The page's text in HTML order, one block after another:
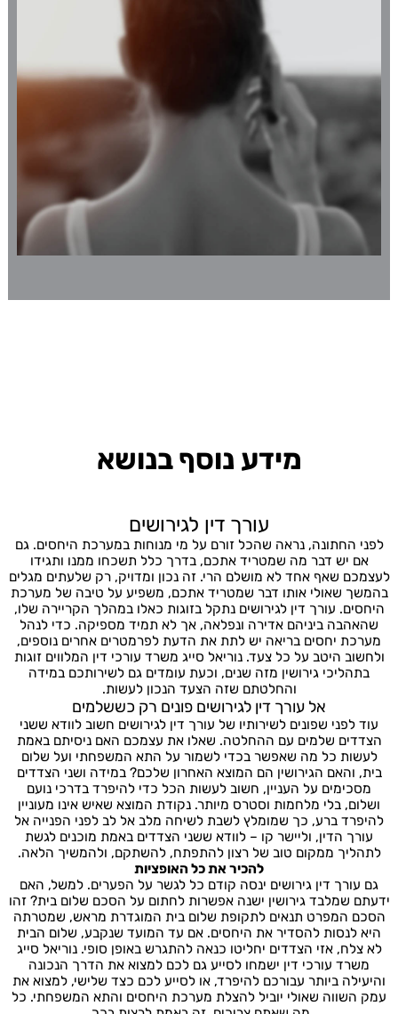
מידע נוסף בנושא
עורך דין לגירושים
לפני החתונה, נראה שהכל זורם על מי מנוחות במערכת היחסים. גם
אם יש דבר מה שמטריד אתכם, בדרך כלל תשכחו ממנו ותגידו
לעצמכם שאף אחד לא מושלם הרי. זה נכון ומדויק, רק שלעתים מגלים
בהמשך שאולי אותו דבר שמטריד אתכם, משפיע על טיבה של מערכת
היחסים. עורך דין לגירושים נתקל בזוגות כאלו במהלך הקריירה שלו,
שהאהבה ביניהם אדירה ונפלאה, אך לא תמיד מספיקה. כדי לנהל
מערכת יחסים בריאה יש לתת את הדעת לפרמטרים אחרים נוספים,
ולחשוב היטב על כל צעד. נוריאל סייג משרד עורכי דין המלווים זוגות
בתהליכי גירושין מזה שנים, וכעת עומדים גם לשירותכם במידה
והחלטתם שזה הצעד הנכון לעשות.
אל עורך דין לגירושים פונים רק כששלמים
עוד לפני שפונים לשירותיו של עורך דין לגירושים חשוב לוודא ששני
הצדדים שלמים עם ההחלטה. שאלו את עצמכם האם ניסיתם באמת
לעשות כל מה שאפשר בכדי לשמור על התא המשפחתי ועל שלום
בית, והאם הגירושין הם המוצא האחרון שלכם? במידה ושני הצדדים
מסכימים על העניין, חשוב לעשות הכל כדי להיפרד בדרכי נועם
ושלום, בלי מלחמות וסטרס מיותר. נקודת המוצא שאיש אינו מעוניין
להיפרד ברע, כך שמומלץ לשבת לשיחה מלב אל לב לפני הפנייה אל
עורך הדין, וליישר קו – לוודא ששני הצדדים באמת מוכנים לגשת
לתהליך ממקום טוב של רצון להתפתח, להשתקם, ולהמשיך הלאה.
להכיר את כל האופציות
גם עורך דין גירושים ינסה קודם כל לגשר על הפערים. למשל, האם
ידעתם שמלבד גירושין ישנה אפשרות לחתום על הסכם שלום בית? זהו
הסכם המפרט תנאים לתקופת שלום בית המוגדרת מראש, שמטרתה
היא לנסות להסדיר את היחסים. אם עד המועד שנקבע, שלום הבית
לא צלח, אזי הצדדים יחליטו כנאה להתגרש באופן סופי. נוריאל סייג
משרד עורכי דין ישמחו לסייע גם לכם למצוא את הדרך הנכונה
והיעילה ביותר עבורכם להיפרד, או לסייע לכם כצד שלישי, למצוא את
עמק השווה שאולי יוביל להצלת מערכת היחסים והתא המשפחתי. כל